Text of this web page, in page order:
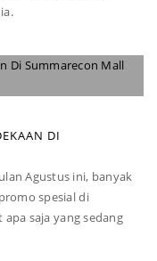
DI
Agustus ini, banyak
spesial di
saja yang sedang